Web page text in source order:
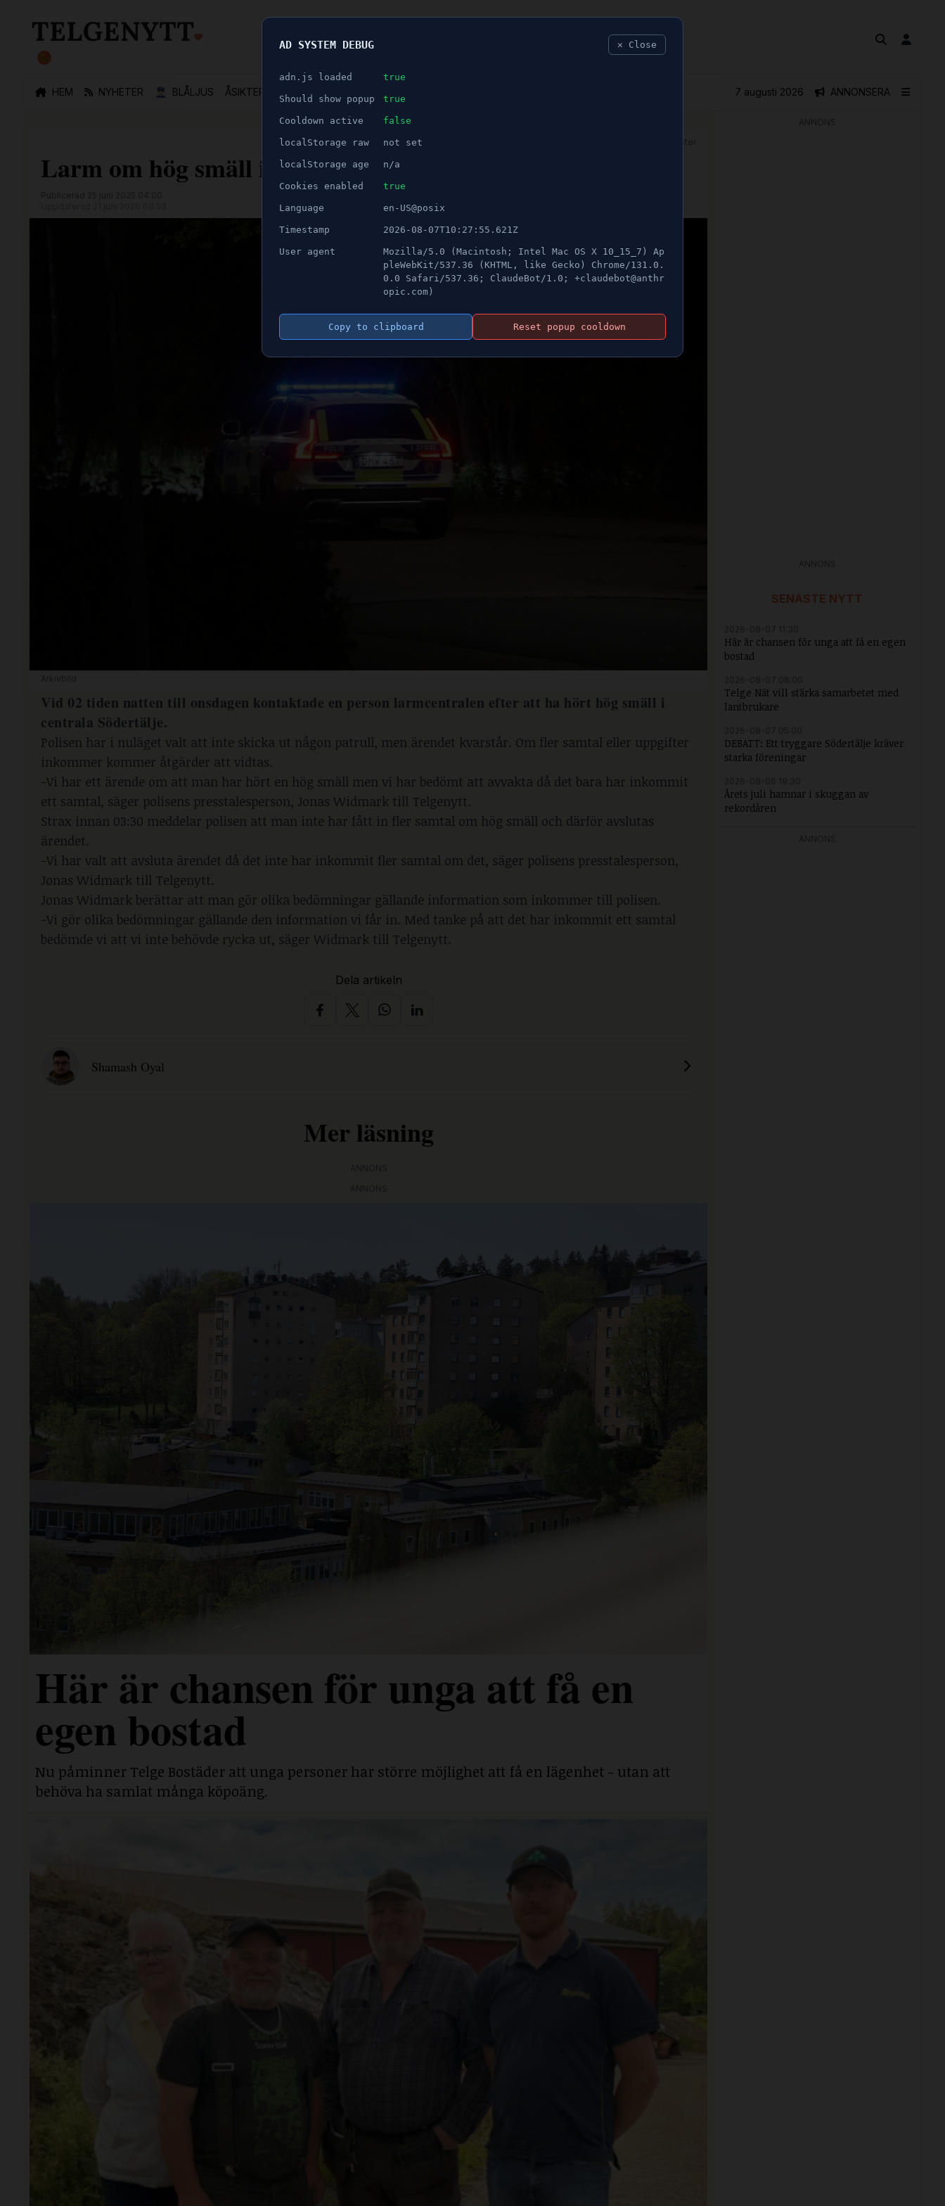
HEM NYHETER 👮🏻‍♂️ BLÅLJUS ÅSIKTER SPORT NÖJE ANNONSERA
7 augusti 2026
ANNONS
Larm om hög smäll i centrala Södertälje
Vid 02 tiden natten till onsdagen kontaktade en person larmcentralen efter att ha hört hög smäll i
centrala Södertälje.
Polisen har i nuläget valt att inte skicka ut någon patrull, men ärendet kvarstår. Om fler samtal eller uppgifter
inkommer kommer åtgärder att vidtas.
-Vi har ett ärende om att man har hört en hög smäll men vi har bedömt att avvakta då det bara har inkommit
ett samtal, säger polisens presstalesperson, Jonas Widmark till Telgenytt.
Strax innan 03:30 meddelar polisen att man inte har fått in fler samtal om hög smäll och därför avslutas
ärendet.
-Vi har valt att avsluta ärendet då det inte har inkommit fler samtal om det, säger polisens presstalesperson,
Jonas Widmark till Telgenytt.
Jonas Widmark berättar att man gör olika bedömningar gällande information som inkommer till polisen.
-Vi gör olika bedömningar gällande den information vi får in. Med tanke på att det har inkommit ett samtal
bedömde vi att vi inte behövde rycka ut, säger Widmark till Telgenytt.
Dela artikeln
Shamash Oyal
Mer läsning
Här är chansen för unga att få en
egen bostad
Nu påminner Telge Bostäder att unga personer har större möjlighet att få en lägenhet - utan att
behöva ha samlat många köpoäng.
SENASTE NYTT
Här är chansen för unga att få en egen
bostad
Telge Nät vill stärka samarbetet med
lantbrukare
DEBATT: Ett tryggare Södertälje kräver
starka föreningar
Årets juli hamnar i skuggan av
rekordåren
AD SYSTEM DEBUG ✕ Close
adn.js loaded true
Should show popup true
Cooldown active false
localStorage raw not set
localStorage age n/a
Cookies enabled true
Language en-US@posix
Timestamp 2026-08-07T10:27:55.621Z
User agent
Mozilla/5.0 (Macintosh; Intel Mac OS X 10_15_7) Ap
pleWebKit/537.36 (KHTML, like Gecko) Chrome/131.0.
0.0 Safari/537.36; ClaudeBot/1.0; +claudebot@anthr
opic.com)
Copy to clipboard Reset popup cooldown